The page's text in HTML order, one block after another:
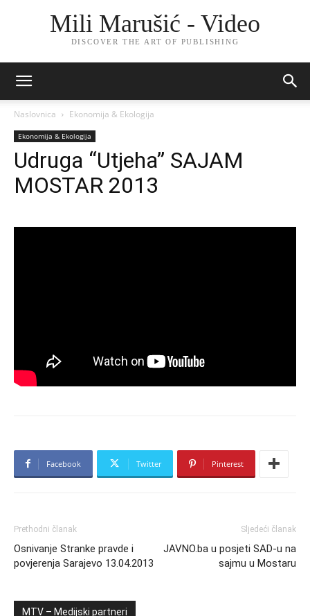
Mili Marušić - Video
DISCOVER THE ART OF PUBLISHING
Naslovnica Ekonomija & Ekologija
Ekonomija & Ekologija
Udruga “Utjeha” SAJAM
MOSTAR 2013
Facebook Twitter Pinterest
Prethodni članak
Osnivanje Stranke pravde i
povjerenja Sarajevo 13.04.2013
Sljedeći članak
JAVNO.ba u posjeti SAD-u na
sajmu u Mostaru
MTV – Medijski partneri